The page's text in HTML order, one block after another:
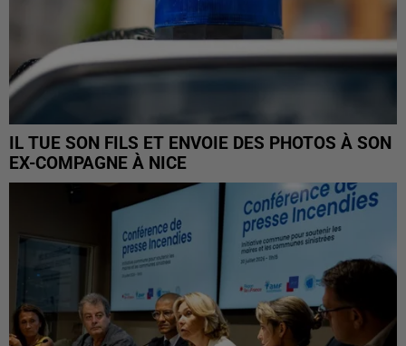
IL TUE SON FILS ET ENVOIE DES PHOTOS À SON
EX-COMPAGNE À NICE